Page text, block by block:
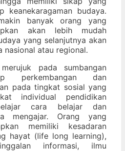
keanekaragaman budaya.
banyak orang yang
akan lebih mudah
yang selanjutnya akan
atau regional.
pada sumbangan
perkembangan dan
pada tingkat sosial yang
individual pendidikan
cara belajar dan
mengajar. Orang yang
memiliki kesadaran
hayat (life long learning),
informasi, ilmu